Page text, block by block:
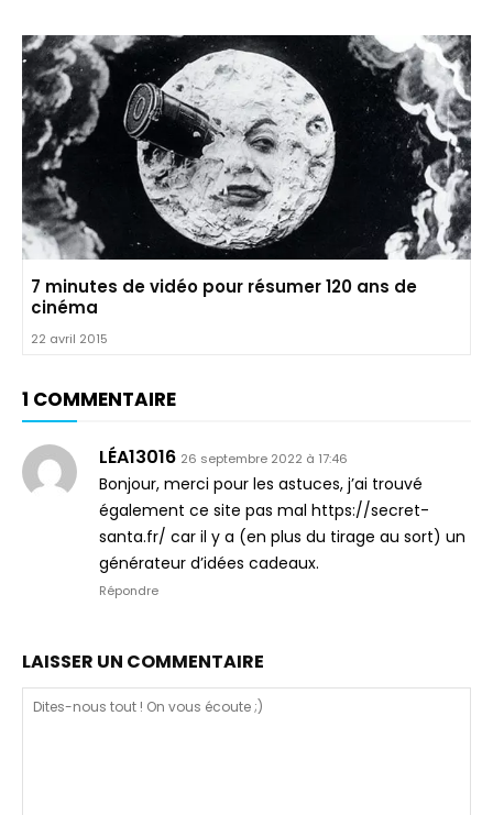
7 minutes de vidéo pour résumer 120 ans de
cinéma
22 avril 2015
1 COMMENTAIRE
LÉA13016 26 septembre 2022 à 17:46
Bonjour, merci pour les astuces, j’ai trouvé
également ce site pas mal https://secret-
santa.fr/ car il y a (en plus du tirage au sort) un
générateur d’idées cadeaux.
Répondre
LAISSER UN COMMENTAIRE